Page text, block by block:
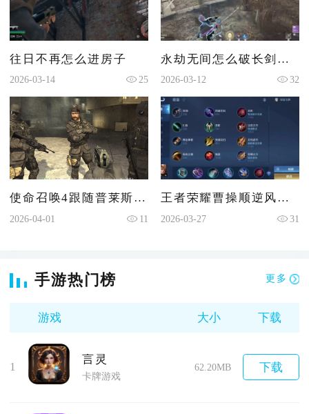
往日不再怎么进房子
2026-03-14 25
永劫无间怎么破长剑连招
2026-03-12 32
使命召唤4跟随普莱斯队长怎么过
2026-04-01 11
王者荣耀曹操顺逆风如何出装
2026-03-27 31
手游热门榜 更多
游戏 大小 下载
1
言灵
卡牌游戏
62.20MB 下载